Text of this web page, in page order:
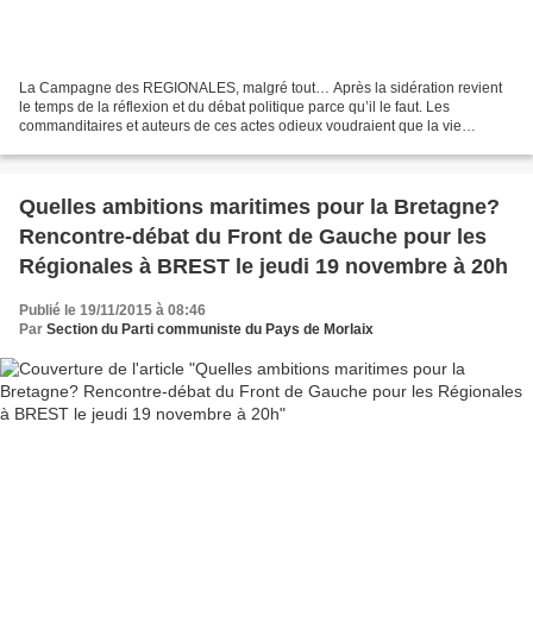
La Campagne des REGIONALES, malgré tout… Après la sidération revient
le temps de la réflexion et du débat politique parce qu’il le faut. Les
commanditaires et auteurs de ces actes odieux voudraient que la vie
Quelles ambitions maritimes pour la Bretagne?
Rencontre-débat du Front de Gauche pour les
Régionales à BREST le jeudi 19 novembre à 20h
Publié le 19/11/2015 à 08:46
Par Section du Parti communiste du Pays de Morlaix